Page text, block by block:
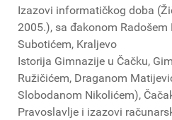
Izazovi informatičkog doba
2005.), sa đakonom
Subotićem, Kraljevo
Istorija Gimnazije u Čačku,
Ružičićem, Draganom
Slobodanom Nikolićem),
Pravoslavlje i izazovi